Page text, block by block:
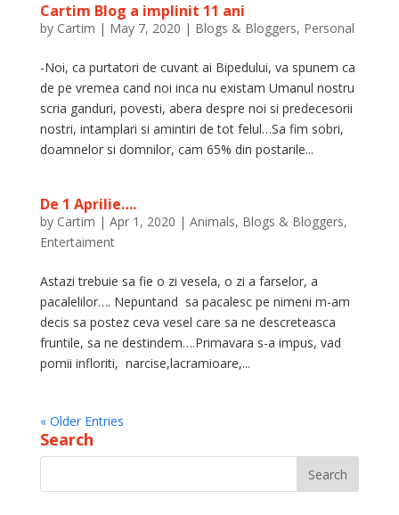
Cartim Blog a implinit 11 ani
by Cartim | May 7, 2020 | Blogs & Bloggers, Personal
-Noi, ca purtatori de cuvant ai Bipedului, va spunem ca
de pe vremea cand noi inca nu existam Umanul nostru
scria ganduri, povesti, abera despre noi si predecesorii
nostri, intamplari si amintiri de tot felul…Sa fim sobri,
doamnelor si domnilor, cam 65% din postarile...
De 1 Aprilie….
by Cartim | Apr 1, 2020 | Animals, Blogs & Bloggers,
Entertaiment
Astazi trebuie sa fie o zi vesela, o zi a farselor, a
pacalelilor…. Nepuntand sa pacalesc pe nimeni m-am
decis sa postez ceva vesel care sa ne descreteasca
fruntile, sa ne destindem….Primavara s-a impus, vad
pomii infloriti, narcise,lacramioare,...
« Older Entries
Search